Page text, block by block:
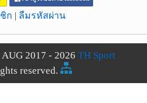
ก | ลืมรหัสผ่าน
2017 - 2026 TH Sport
reserved.